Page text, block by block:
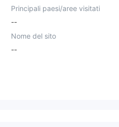
Principali paesi/aree visitati
--
Nome del sito
--